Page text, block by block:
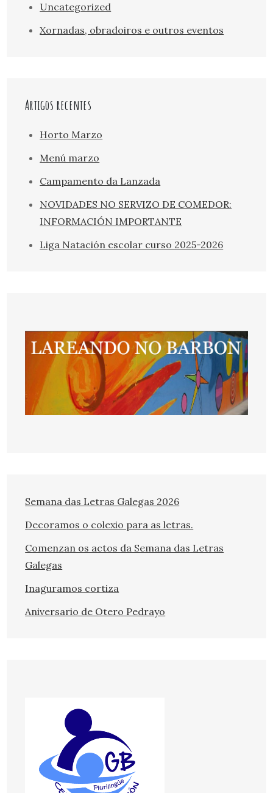
Uncategorized
Xornadas, obradoiros e outros eventos
Artigos recentes
Horto Marzo
Menú marzo
Campamento da Lanzada
NOVIDADES NO SERVIZO DE COMEDOR:
INFORMACIÓN IMPORTANTE
Liga Natación escolar curso 2025-2026
Semana das Letras Galegas 2026
Decoramos o colexio para as letras.
Comenzan os actos da Semana das Letras
Galegas
Inaguramos cortiza
Aniversario de Otero Pedrayo